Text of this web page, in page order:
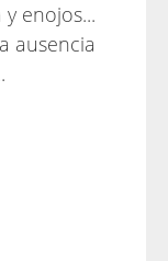
enojos...
ausencia